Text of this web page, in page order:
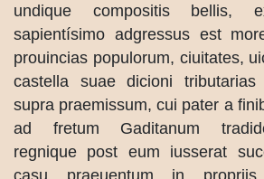
undique compositis bellis,
sapientísimo adgressus est
prouincias populorum, ciuitates,
castella suae dicioni tributarias
supra praemissum, cui pater a
ad fretum Gaditanum
regnique post eum iusserat
casu praeuentum in